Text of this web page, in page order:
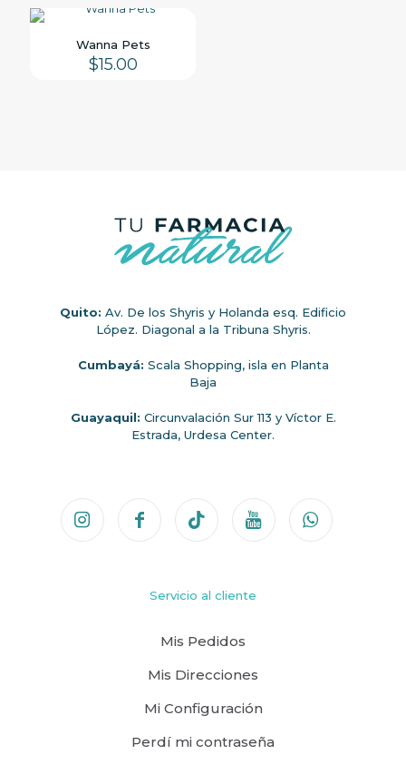
Wanna Pets
$15.00
Quito: Av. De los Shyris y Holanda esq. Edificio
López. Diagonal a la Tribuna Shyris.
Cumbayá: Scala Shopping, isla en Planta
Baja
Guayaquil: Circunvalación Sur 113 y Víctor E.
Estrada, Urdesa Center.
Servicio al cliente
Mis Pedidos
Mis Direcciones
Mi Configuración
Perdí mi contraseña